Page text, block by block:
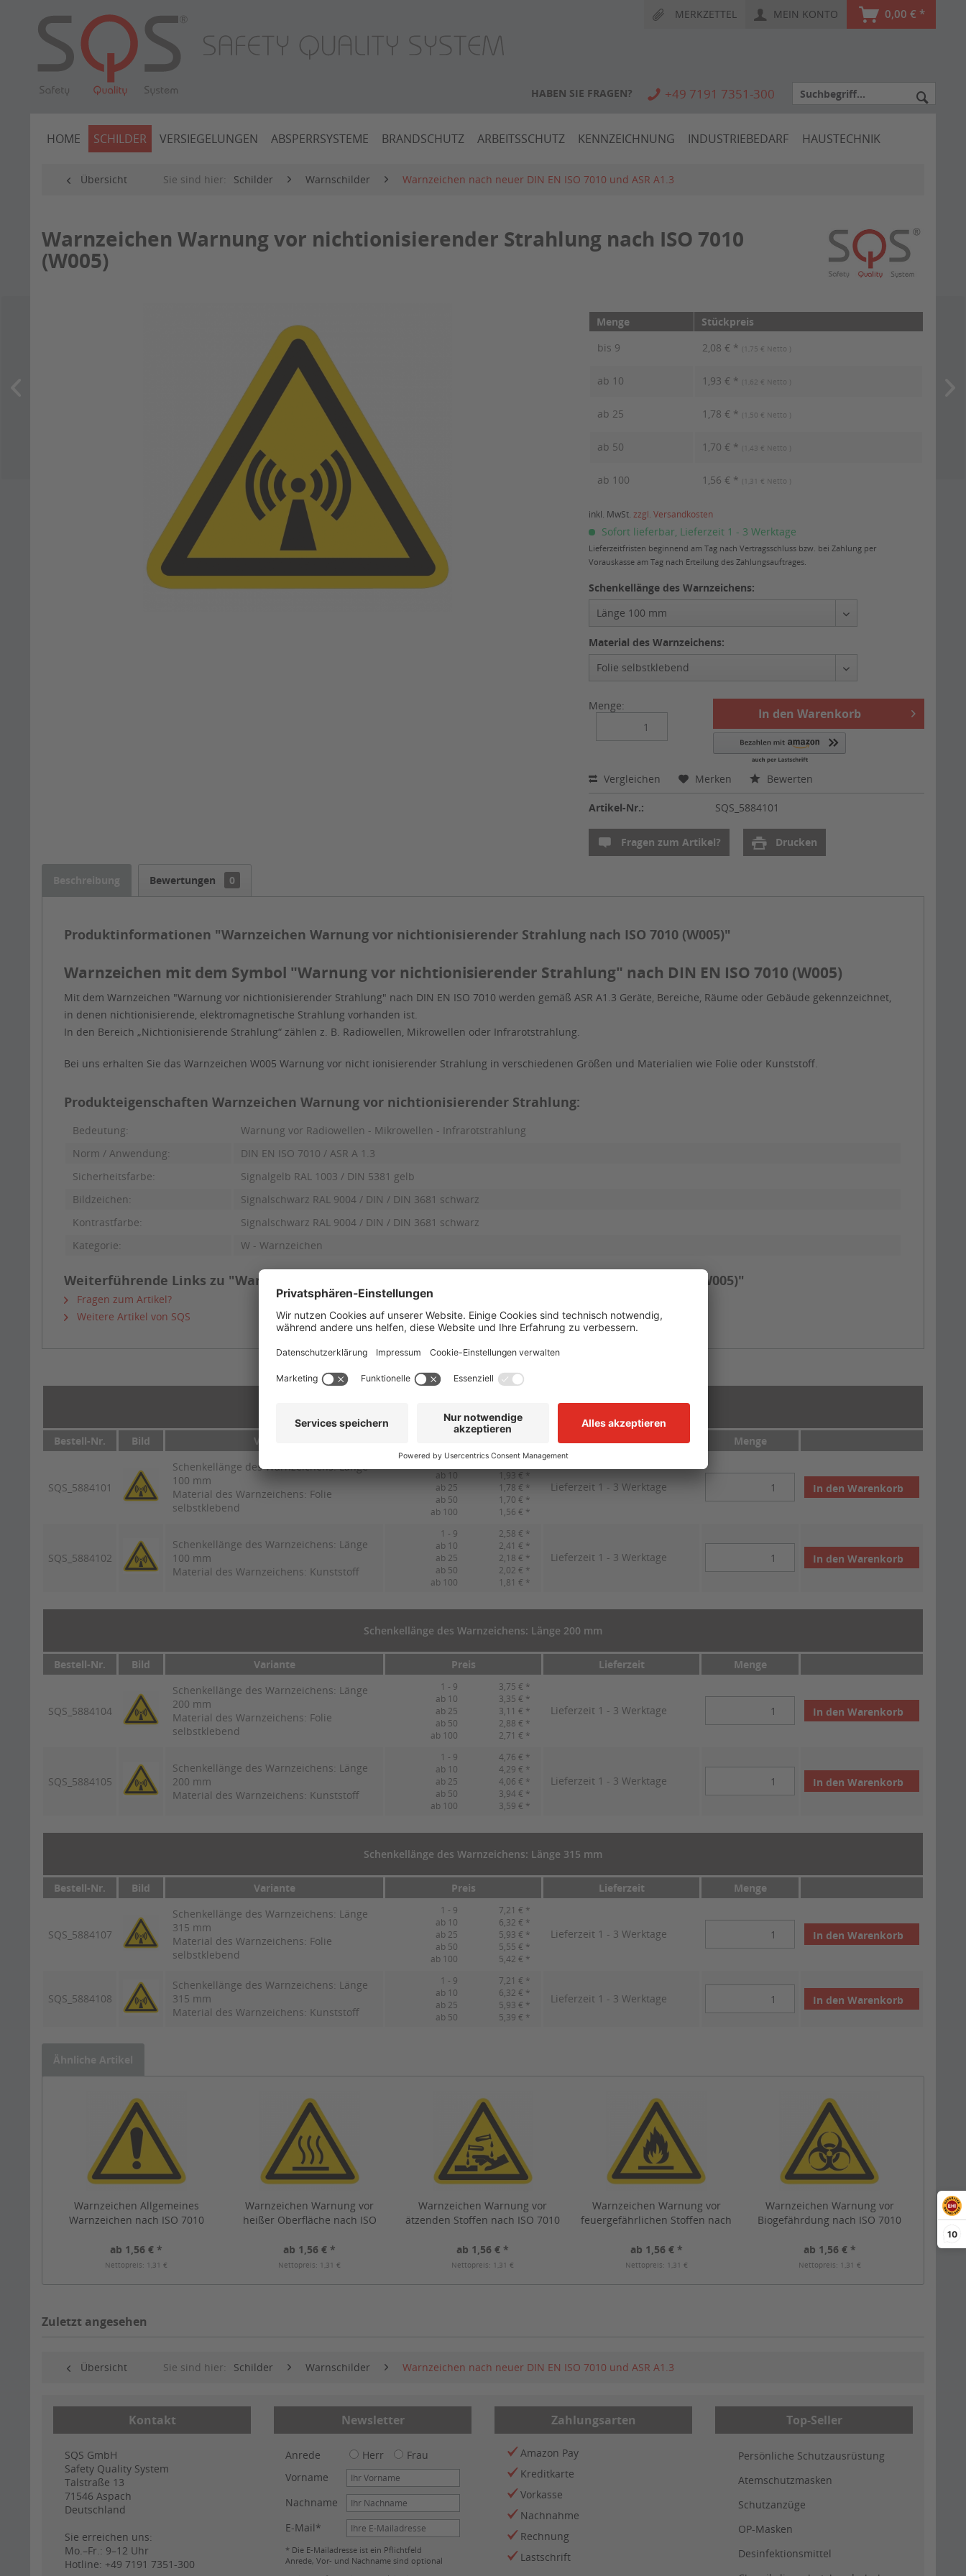
10
MERKZETTEL MEIN KONTO 0,00 € *
HABEN SIE FRAGEN? +49 7191 7351-300
HOME SCHILDER VERSIEGELUNGEN ABSPERRSYSTEME BRANDSCHUTZ ARBEITSSCHUTZ KENNZEICHNUNG INDUSTRIEBEDARF HAUSTECHNIK
Übersicht Sie sind hier: Schilder Warnschilder Warnzeichen nach neuer DIN EN ISO 7010 und ASR A1.3
Warnzeichen Warnung vor nichtionisierender Strahlung nach ISO 7010
(W005)
Menge
Stückpreis
bis 9 2,08 € * (1,75 € Netto )
ab 10 1,93 € * (1,62 € Netto )
ab 25 1,78 € * (1,50 € Netto )
ab 50 1,70 € * (1,43 € Netto )
ab 100 1,56 € * (1,31 € Netto )
inkl. MwSt.zzgl. Versandkosten
Sofort lieferbar, Lieferzeit 1 - 3 Werktage
Lieferzeitfristen beginnend am Tag nach Vertragsschluss bzw. bei Zahlung per
Vorauskasse am Tag nach Erteilung des Zahlungsauftrages.
Schenkellänge des Warnzeichens:
Material des Warnzeichens:
Menge:
In den Warenkorb
Vergleichen Merken Bewerten
Artikel-Nr.: SQS_5884101
Fragen zum Artikel? Drucken
Beschreibung Bewertungen 0
Produktinformationen "Warnzeichen Warnung vor nichtionisierender Strahlung nach ISO 7010 (W005)"
Warnzeichen mit dem Symbol "Warnung vor nichtionisierender Strahlung" nach DIN EN ISO 7010 (W005)
Mit dem Warnzeichen "Warnung vor nichtionisierender Strahlung" nach DIN EN ISO 7010 werden gemäß ASR A1.3 Geräte, Bereiche, Räume oder Gebäude gekennzeichnet,
in denen nichtionisierende, elektromagnetische Strahlung vorhanden ist.
In den Bereich „Nichtionisierende Strahlung“ zählen z. B. Radiowellen, Mikrowellen oder Infrarotstrahlung.
Bei uns erhalten Sie das Warnzeichen W005 Warnung vor nicht ionisierender Strahlung in verschiedenen Größen und Materialien wie Folie oder Kunststoff.
Produkteigenschaften Warnzeichen Warnung vor nichtionisierender Strahlung:
Bedeutung:
Warnung vor Radiowellen - Mikrowellen - Infrarotstrahlung
Norm / Anwendung:
DIN EN ISO 7010 / ASR A 1.3
Sicherheitsfarbe:
Signalgelb RAL 1003 / DIN 5381 gelb
Bildzeichen:
Signalschwarz RAL 9004 / DIN / DIN 3681 schwarz
Kontrastfarbe:
Signalschwarz RAL 9004 / DIN / DIN 3681 schwarz
Kategorie:
W - Warnzeichen
Weiterführende Links zu "Warnzeichen Warnung vor nichtionisierender Strahlung nach ISO 7010 (W005)"
Fragen zum Artikel?
Weitere Artikel von SQS
Schenkellänge des Warnzeichens: Länge 100 mm
Bestell-Nr. Bild Variante Lieferzeit Menge
SQS_5884101
Schenkellänge des Warnzeichens: Länge
100 mm
Material des Warnzeichens: Folie
selbstklebend
ab 10
1,93 € *
ab 25
1,78 € *
ab 50
1,70 € *
ab 100
1,56 € *
Lieferzeit 1 - 3 Werktage In den Warenkorb
SQS_5884102
Schenkellänge des Warnzeichens: Länge
100 mm
Material des Warnzeichens: Kunststoff
1 - 9
2,58 € *
ab 10
2,41 € *
ab 25
2,18 € *
ab 50
2,02 € *
ab 100
1,81 € *
Lieferzeit 1 - 3 Werktage In den Warenkorb
Schenkellänge des Warnzeichens: Länge 200 mm
Bestell-Nr. Bild Variante Preis Lieferzeit Menge
SQS_5884104
Schenkellänge des Warnzeichens: Länge
200 mm
Material des Warnzeichens: Folie
selbstklebend
1 - 9
3,75 € *
ab 10
3,35 € *
ab 25
3,11 € *
ab 50
2,88 € *
ab 100
2,71 € *
Lieferzeit 1 - 3 Werktage In den Warenkorb
SQS_5884105
Schenkellänge des Warnzeichens: Länge
200 mm
Material des Warnzeichens: Kunststoff
1 - 9
4,76 € *
ab 10
4,29 € *
ab 25
4,06 € *
ab 50
3,94 € *
ab 100
3,59 € *
Lieferzeit 1 - 3 Werktage In den Warenkorb
Schenkellänge des Warnzeichens: Länge 315 mm
Bestell-Nr. Bild Variante Preis Lieferzeit Menge
SQS_5884107
Schenkellänge des Warnzeichens: Länge
315 mm
Material des Warnzeichens: Folie
selbstklebend
1 - 9
7,21 € *
ab 10
6,32 € *
ab 25
5,93 € *
ab 50
5,55 € *
ab 100
5,42 € *
Lieferzeit 1 - 3 Werktage In den Warenkorb
SQS_5884108
Schenkellänge des Warnzeichens: Länge
315 mm
Material des Warnzeichens: Kunststoff
1 - 9
7,21 € *
ab 10
6,32 € *
ab 25
5,93 € *
ab 50
5,39 € *
Lieferzeit 1 - 3 Werktage In den Warenkorb
Ähnliche Artikel
Warnzeichen Allgemeines
Warnzeichen nach ISO 7010
ab 1,56 € *
Nettopreis: 1,31 €
Warnzeichen Warnung vor
heißer Oberfläche nach ISO
ab 1,56 € *
Nettopreis: 1,31 €
Warnzeichen Warnung vor
ätzenden Stoffen nach ISO 7010
ab 1,56 € *
Nettopreis: 1,31 €
Warnzeichen Warnung vor
feuergefährlichen Stoffen nach
ab 1,56 € *
Nettopreis: 1,31 €
Warnzeichen Warnung vor
Biogefährdung nach ISO 7010
ab 1,56 € *
Nettopreis: 1,31 €
Zuletzt angesehen
Übersicht Sie sind hier: Schilder Warnschilder Warnzeichen nach neuer DIN EN ISO 7010 und ASR A1.3
Kontakt
SQS GmbH
Safety Quality System
Talstraße 13
71546 Aspach
Deutschland
Sie erreichen uns:
Mo.–Fr.: 9–12 Uhr
Hotline: +49 7191 7351-300
Newsletter
Anrede Herr
Frau
Vorname
Nachname
E-Mail*
* Die E-Mailadresse ist ein Pflichtfeld
Anrede, Vor- und Nachname sind optional
Zahlungsarten
Amazon Pay
Kreditkarte
Vorkasse
Nachnahme
Rechnung
Lastschrift
Top-Seller
Persönliche Schutzausrüstung
Atemschutzmasken
Schutzanzüge
OP-Masken
Desinfektionsmittel